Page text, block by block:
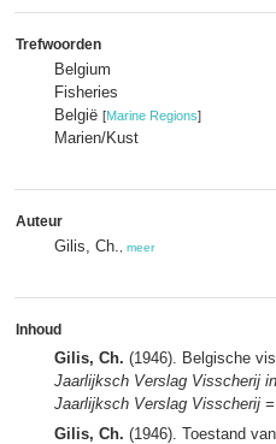
Trefwoorden
Belgium
Fisheries
België [Marine Regions]
Marien/Kust
Auteur
Gilis, Ch. meer
Inhoud
Gilis, Ch. (1946). Belgische
Jaarlijksch Verslag Visscherij
Jaarlijksch Verslag Visscherij
Gilis, Ch. (1946). Toestand